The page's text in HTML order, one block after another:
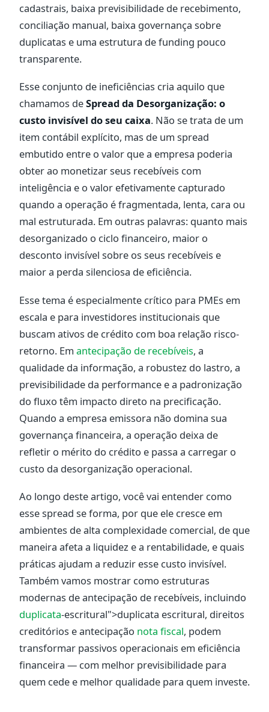
cadastrais, baixa previsibilidade de recebimento,
conciliação manual, baixa governança sobre
duplicatas e uma estrutura de funding pouco
transparente.
Esse conjunto de ineficiências cria aquilo que
chamamos deSpread da Desorganização: o
custo invisível do seu caixa. Não se trata de um
item contábil explícito, mas de um spread
embutido entre o valor que a empresa poderia
obter ao monetizar seus recebíveis com
inteligência e o valor efetivamente capturado
quando a operação é fragmentada, lenta, cara ou
mal estruturada. Em outras palavras: quanto mais
desorganizado o ciclo financeiro, maior o
desconto invisível sobre os seus recebíveis e
maior a perda silenciosa de eficiência.
Esse tema é especialmente crítico para PMEs em
escala e para investidores institucionais que
buscam ativos de crédito com boa relação risco-
retorno. Em antecipação de recebíveis, a
qualidade da informação, a robustez do lastro, a
previsibilidade da performance e a padronização
do fluxo têm impacto direto na precificação.
Quando a empresa emissora não domina sua
governança financeira, a operação deixa de
refletir o mérito do crédito e passa a carregar o
custo da desorganização operacional.
Ao longo deste artigo, você vai entender como
esse spread se forma, por que ele cresce em
ambientes de alta complexidade comercial, de que
maneira afeta a liquidez e a rentabilidade, e quais
práticas ajudam a reduzir esse custo invisível.
Também vamos mostrar como estruturas
modernas de antecipação de recebíveis, incluindo
duplicata-escritural">duplicata escritural, direitos
creditórios e antecipação nota fiscal, podem
transformar passivos operacionais em eficiência
financeira — com melhor previsibilidade para
quem cede e melhor qualidade para quem investe.